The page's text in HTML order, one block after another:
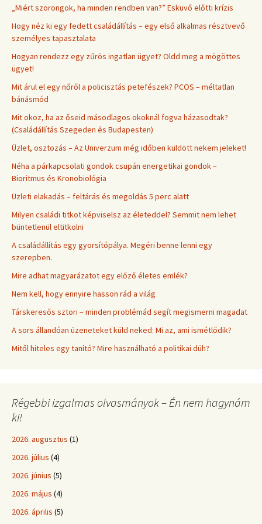
„Miért szorongok, ha minden rendben van?” Esküvő előtti krízis
Hogy néz ki egy fedett családállítás – egy első alkalmas résztvevő
személyes tapasztalata
Hogyan rendezz egy zűrös ingatlan ügyet? Oldd meg a mögöttes
ügyet!
Mit árul el egy nőről a policisztás petefészek? PCOS – méltatlan
bánásmód
Mit okoz, ha az őseid másodlagos okoknál fogva házasodtak?
(Családállítás Szegeden és Budapesten)
Üzlet, osztozás – Az Univerzum még időben küldött nekem jeleket!
Néha a párkapcsolati gondok csupán energetikai gondok –
Bioritmus és Kronobiológia
Üzleti elakadás – feltárás és megoldás 5 perc alatt
Milyen családi titkot képviselsz az életeddel? Semmit nem lehet
büntetlenül eltitkolni
A családállítás egy gyorsítópálya. Megéri benne lenni egy
szerepben.
Mire adhat magyarázatot egy előző életes emlék?
Nem kell, hogy ennyire hasson rád a világ
Társkeresős sztori – minden problémád segít megismerni magadat
A sors állandóan üzeneteket küld neked: Mi az, ami ismétlődik?
Mitől hiteles egy tanító? Mire használható a politikai düh?
Régebbi izgalmas olvasmányok – Én nem hagynám
ki!
2026. augusztus (1)
2026. július (4)
2026. június (5)
2026. május (4)
2026. április (5)